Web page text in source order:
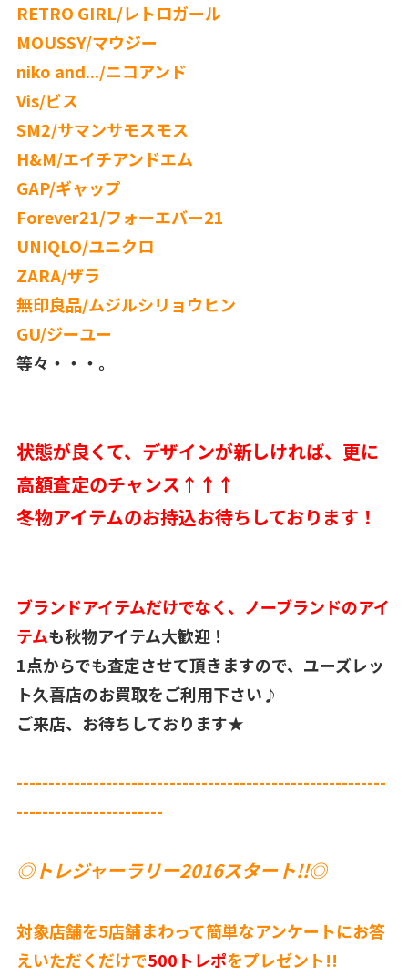
RETRO GIRL/レトロガール
MOUSSY/マウジー
niko and.../ニコアンド
Vis/ビス
SM2/サマンサモスモス
H&M/エイチアンドエム
GAP/ギャップ
Forever21/フォーエバー21
UNIQLO/ユニクロ
ZARA/ザラ
無印良品/ムジルシリョウヒン
GU/ジーユー
等々・・・。
状態が良くて、デザインが新しければ、更に
高額査定のチャンス↑↑↑
冬物アイテムのお持込お待ちしております！
ブランドアイテムだけでなく、ノーブランドのアイ
テムも秋物アイテム大歓迎！
1点からでも査定させて頂きますので、ユーズレッ
ト久喜店のお買取をご利用下さい♪
ご来店、お待ちしております★
----------------------------------------------------------
-----------------------
◎トレジャーラリー2016スタート!!◎
対象店舗を5店舗まわって簡単なアンケートにお答
えいただくだけで500トレポをプレゼント!!